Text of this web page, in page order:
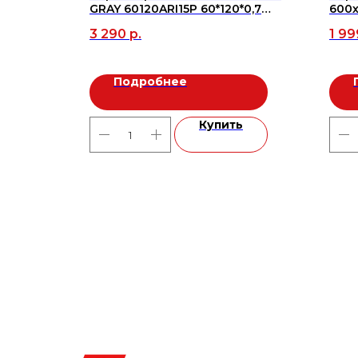
GRAY 60120ARI15P 60*120*0,7
3 290 р.
Подробнее
Купить
1